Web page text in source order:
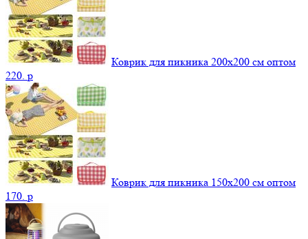
Коврик для пикника 200х200 см оптом
220. p
Коврик для пикника 150х200 см оптом
170. p